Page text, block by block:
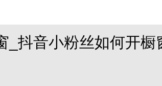
_抖音小粉丝如何开橱